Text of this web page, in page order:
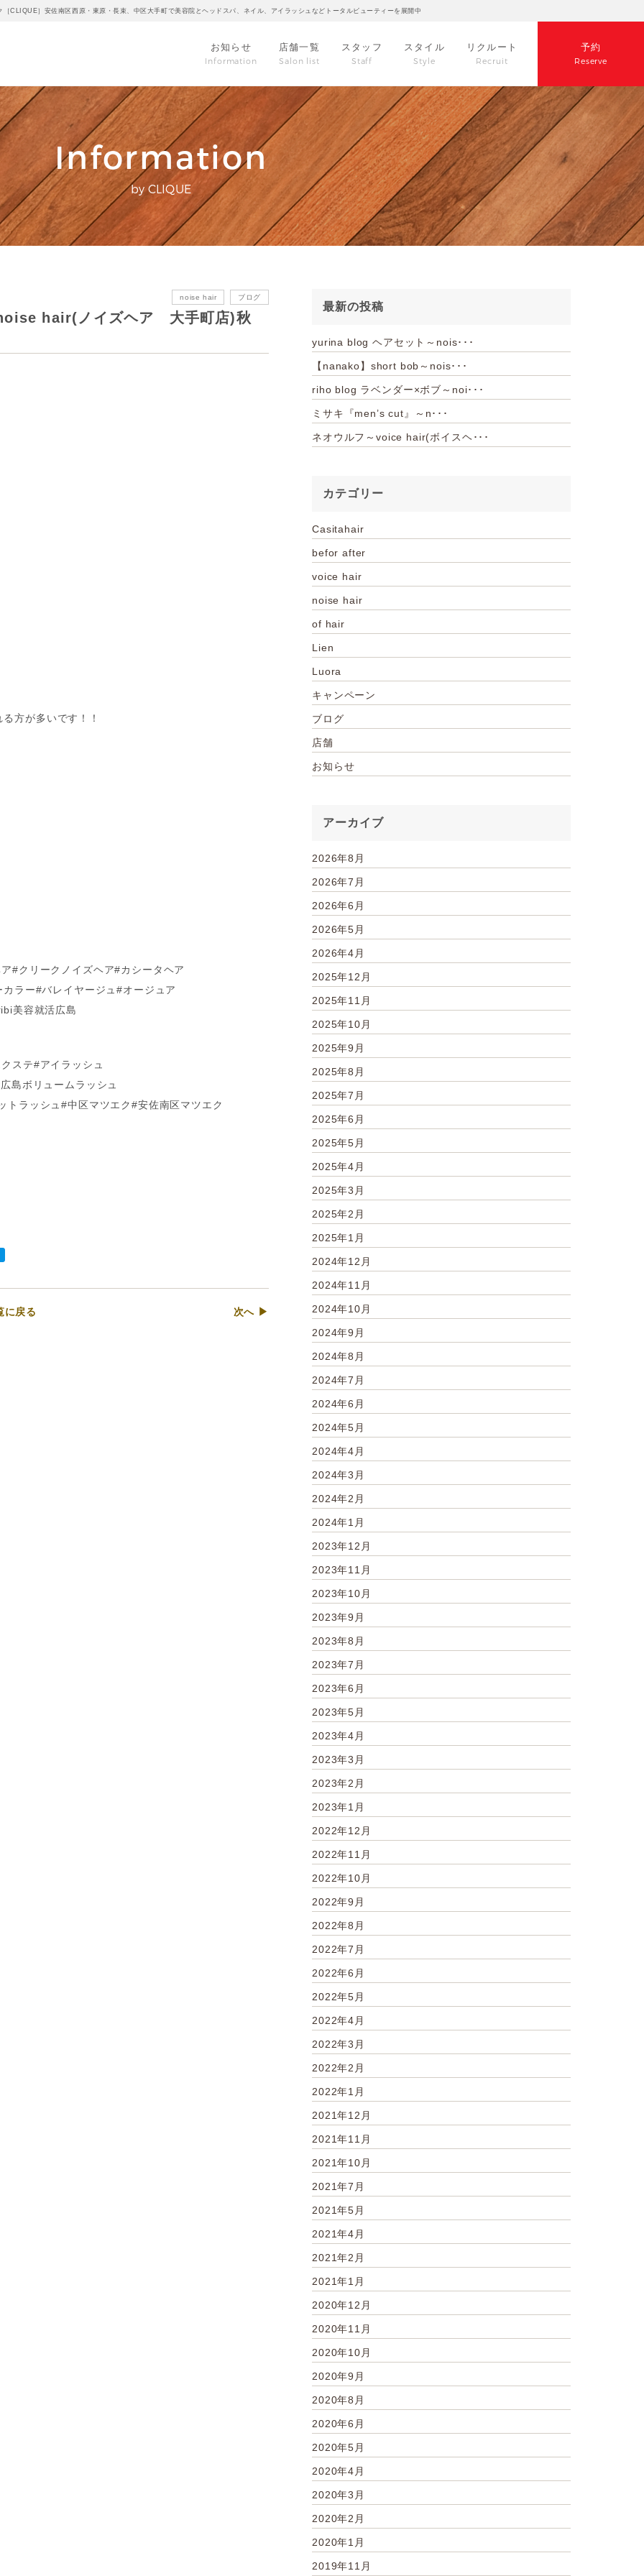
［CLIQUE］安佐南区西原・東原・長束、中区大手町で美容院とヘッドスパ、ネイル、アイラッシュなどトータルビューティーを展開中
お知らせ
Information
店舗一覧
Salon list
スタッフ
Staff
スタイル
Style
リクルート
Recruit
予約
Reserve
Information
by CLIQUE
noise hair ブログ
noise hair(ノイズヘア 大手町店)秋
方が多いです！！
#クリークノイズヘア#カシータヘア
ラー#バレイヤージュ#オージュア
美容就活広島
ステ#アイラッシュ
島ボリュームラッシュ
ラッシュ#中区マツエク#安佐南区マツエク
に戻る 次へ ▶
最新の投稿
yurina blog ヘアセット～nois･･･
【nanako】short bob～nois･･･
riho blog ラベンダー×ボブ～noi･･･
ミサキ『men’s cut』～n･･･
ネオウルフ～voice hair(ボイスヘ･･･
カテゴリー
Casitahair
befor after
voice hair
noise hair
of hair
Lien
Luora
キャンペーン
ブログ
店舗
お知らせ
アーカイブ
2026年8月
2026年7月
2026年6月
2026年5月
2026年4月
2025年12月
2025年11月
2025年10月
2025年9月
2025年8月
2025年7月
2025年6月
2025年5月
2025年4月
2025年3月
2025年2月
2025年1月
2024年12月
2024年11月
2024年10月
2024年9月
2024年8月
2024年7月
2024年6月
2024年5月
2024年4月
2024年3月
2024年2月
2024年1月
2023年12月
2023年11月
2023年10月
2023年9月
2023年8月
2023年7月
2023年6月
2023年5月
2023年4月
2023年3月
2023年2月
2023年1月
2022年12月
2022年11月
2022年10月
2022年9月
2022年8月
2022年7月
2022年6月
2022年5月
2022年4月
2022年3月
2022年2月
2022年1月
2021年12月
2021年11月
2021年10月
2021年7月
2021年5月
2021年4月
2021年2月
2021年1月
2020年12月
2020年11月
2020年10月
2020年9月
2020年8月
2020年6月
2020年5月
2020年4月
2020年3月
2020年2月
2020年1月
2019年11月